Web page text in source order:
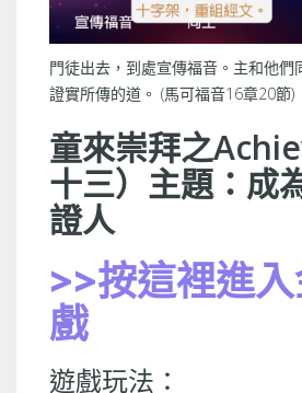
門徒出去，到處宣傳福音。主和他們
證實所傳的道。 (馬可福音16章20節)
童來崇拜之
十三）主題：成
證人
>>按這裡進
戲
遊戲玩法：